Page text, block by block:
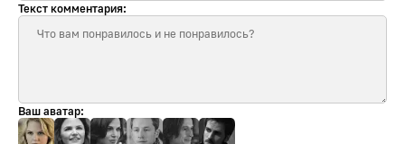
Текст комментария:
Ваш аватар: